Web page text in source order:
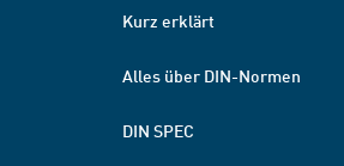
Kurz erklärt
Alles über DIN-Normen
DIN SPEC